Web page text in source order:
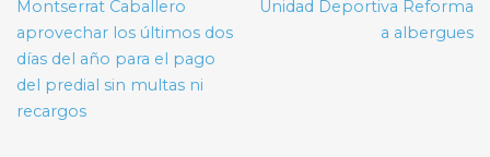
entradas
Montserrat Caballero
aprovechar los últimos dos
días del año para el pago
del predial sin multas ni
recargos
Unidad Deportiva Reforma
a albergues